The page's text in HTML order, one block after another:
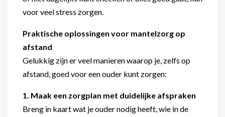
voor veel stress zorgen.
Praktische oplossingen voor mantelzorg op
afstand
Gelukkig zijn er veel manieren waarop je, zelfs op
afstand, goed voor een ouder kunt zorgen:
1. Maak een zorgplan met duidelijke afspraken
Breng in kaart wat je ouder nodig heeft, wie in de